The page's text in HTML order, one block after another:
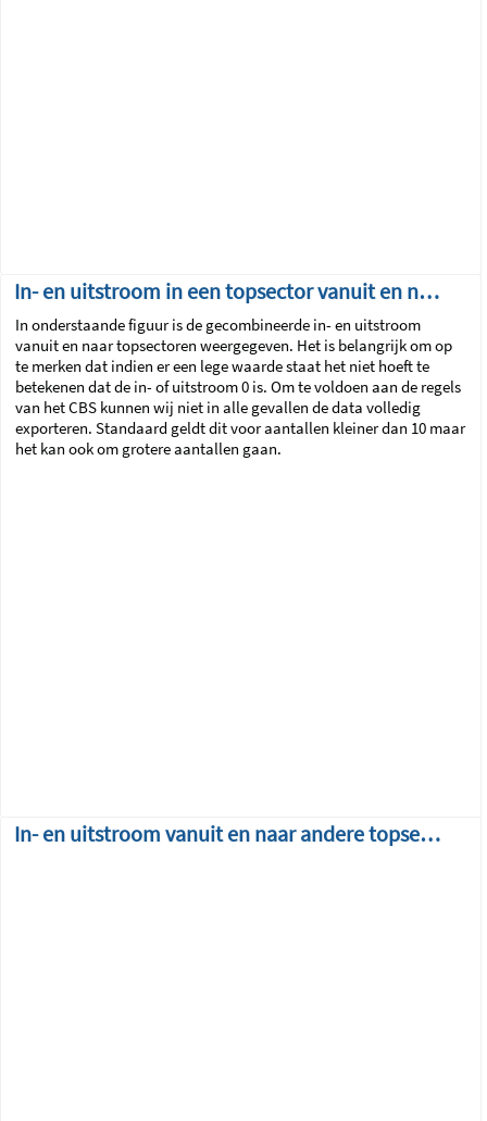
In- en uitstroom in een topsector vanuit en naar andere topsectoren
In onderstaande figuur is de gecombineerde in- en uitstroom
vanuit en naar topsectoren weergegeven. Het is belangrijk om op
te merken dat indien er een lege waarde staat het niet hoeft te
betekenen dat de in- of uitstroom 0 is. Om te voldoen aan de regels
van het CBS kunnen wij niet in alle gevallen de data volledig
exporteren. Standaard geldt dit voor aantallen kleiner dan 10 maar
het kan ook om grotere aantallen gaan.
In- en uitstroom vanuit en naar andere topsectoren over de tijd